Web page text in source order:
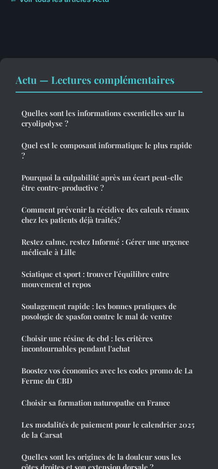
Actu — Lectures complémentaires
Quelles sont les informations essentielles sur la
cryolipolyse ?
Quel est le composant informatique le plus rapide
?
Pourquoi la culpabilité après un écart peut-elle
être contre-productive ?
Comment prévenir la récidive des calculs rénaux
chez les patients déjà traités?
Restez calme, restez Informé : Gérer une urgence
médicale à Lille
Sciatique et sport : trouver l'équilibre entre
mouvement et repos
Soulagement rapide : les bonnes pratiques de
posologie de spasfon contre le mal de ventre
Choisir une résine de cbd : les critères
incontournables pendant l'achat
Boostez vos économies avec les codes promo de La
Ferme du CBD
Choisir sa formation naturopathe en France
Les modalités de paiement pour le calendrier 2025
de la Carsat
Quelles sont les origines de la douleur sous les
côtes droites et son extension dorsale ?